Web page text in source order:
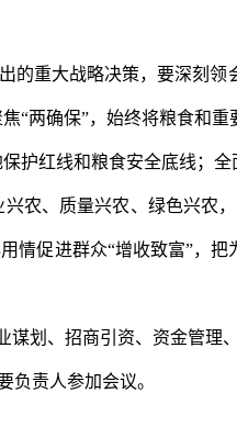
的重大战略决策，要深刻
“两确保”，始终将粮食和
护红线和粮食安全底线；
农、质量兴农、绿色兴农
情促进群众“增收致富”，
谋划、招商引资、资金管
负责人参加会议。